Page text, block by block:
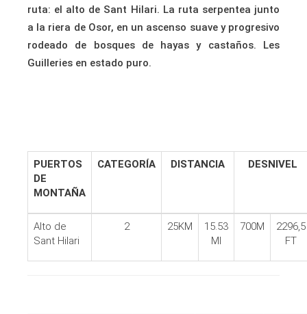
ruta: el alto de Sant Hilari. La ruta serpentea junto
a la riera de Osor, en un ascenso suave y progresivo
rodeado de bosques de hayas y castaños. Les
Guilleries en estado puro.
PUERTOS
DE
MONTAÑA
CATEGORÍA DISTANCIA DESNIVEL
Alto de
Sant Hilari
2 25KM
15.53
MI
700M
2296,5
FT